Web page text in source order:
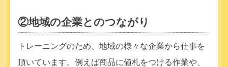
②地域の企業とのつながり
トレーニングのため、地域の様々な企業から仕事を
頂いています。例えば商品に値札をつける作業や、